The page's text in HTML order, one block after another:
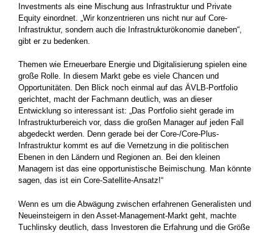
Investments als eine Mischung aus Infrastruktur und Private
Equity einordnet. „Wir konzentrieren uns nicht nur auf Core-
Infrastruktur, sondern auch die Infrastrukturökonomie daneben“,
gibt er zu bedenken.
Themen wie Erneuerbare Energie und Digitalisierung spielen eine
große Rolle. In diesem Markt gebe es viele Chancen und
Opportunitäten. Den Blick noch einmal auf das ÄVLB-Portfolio
gerichtet, macht der Fachmann deutlich, was an dieser
Entwicklung so interessant ist: „Das Portfolio sieht gerade im
Infrastrukturbereich vor, dass die großen Manager auf jeden Fall
abgedeckt werden. Denn gerade bei der Core-/Core-Plus-
Infrastruktur kommt es auf die Vernetzung in die politischen
Ebenen in den Ländern und Regionen an. Bei den kleinen
Managern ist das eine opportunistische Beimischung. Man könnte
sagen, das ist ein Core-Satellite-Ansatz!“
Wenn es um die Abwägung zwischen erfahrenen Generalisten und
Neueinsteigern in den Asset-Management-Markt geht, machte
Tuchlinsky deutlich, dass Investoren die Erfahrung und die Größe